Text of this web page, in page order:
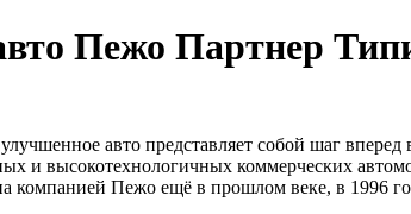
Пежо Партнер
авто представляет собой шаг вперед
и высокотехнологичных коммерческих
компанией Пежо ещё в прошлом веке, в 1996